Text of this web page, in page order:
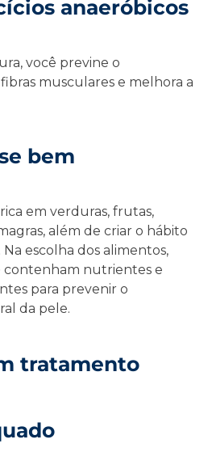
anaeróbicos
você previne o
musculares e melhora a
bem
em verduras, frutas,
além de criar o hábito
escolha dos alimentos,
contenham nutrientes e
para prevenir o
da pele.
tratamento